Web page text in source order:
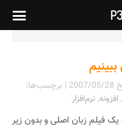
2007/05/28 | برچسب‌ها:
, افزونه,نرم‌افزار
یک فیلم زبان اصلی و بدون زیر